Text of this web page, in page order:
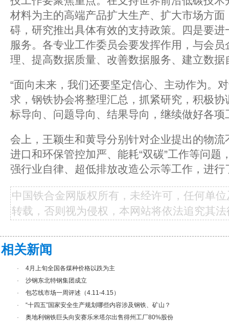
材料为主的高端产品扩大生产、扩大市场方
碍，研究推出具体有效的支持政策。四是要
服务。各专业工作委员会要发挥作用，与会
理、提高数据质量、改善数据服务、建立数据
“面向未来，我们还要坚定信心、主动作为。
求，钢铁协会将整理汇总，抓紧研究，积极
标导向、问题导向、结果导向，继续做好各项
会上，王颖生和黄导分别针对企业提出的物
进口和环保管控加严、能耗“双碳”工作等问题
强行业自律、超低排放改造公示等工作，进行
中国铁合金网版权所有，未经许可，任何单
转载，否则视为侵权，本网站将依法追究其
相关新闻
·
4月上旬全国各煤种价格以跌为主
·
沙钢东北特钢集团成立
·
包芯线市场一周评述（4.11-4.15）
·
“十四五”国家安全生产规划哪些内容涉及钢铁、矿山？
·
奥地利钢铁巨头向安赛乐米塔尔出售得州工厂80%股份